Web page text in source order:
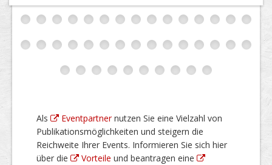
Als Eventpartnernutzen Sie eine Vielzahl von
Publikationsmöglichkeiten und steigern die
Reichweite Ihrer Events. Informieren Sie sich hier
über die
Vorteile und beantragen eine